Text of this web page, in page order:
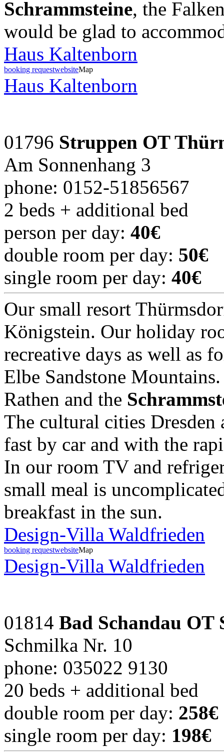
Schrammsteine, the
would be glad to
Haus Kaltenborn
booking requestwebsiteMap
Haus Kaltenborn
01796 Struppen OT
Am Sonnenhang 3
phone: 0152-51856567
2 beds + additional bed
person per day: 40€
double room per day: 50€
single room per day: 40€
Our small resort
Königstein. Our holiday
recreative days as well as
Elbe Sandstone
Rathen and the
The cultural cities Dresden
fast by car and with the
In our room TV and
small meal is
breakfast in the sun.
Design-Villa Waldfrieden
booking requestwebsiteMap
Design-Villa Waldfrieden
01814 Bad Schandau OT
Schmilka Nr. 10
phone: 035022 9130
20 beds + additional bed
double room per day: 258€
single room per day: 198€